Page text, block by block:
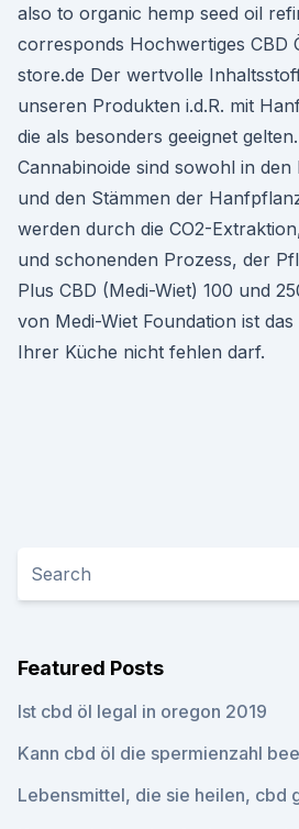
also to organic hemp seed oil
corresponds Hochwertiges CBD
store.de Der wertvolle
unseren Produkten i.d.R. mit
die als besonders geeignet
Cannabinoide sind sowohl in
und den Stämmen der
werden durch die CO2-
und schonenden Prozess, der
Plus CBD (Medi-Wiet) 100 und
von Medi-Wiet Foundation ist
Ihrer Küche nicht fehlen darf.
Featured Posts
Ist cbd öl legal in oregon 2019
Kann cbd öl die spermienzahl
Lebensmittel, die sie heilen, cbd